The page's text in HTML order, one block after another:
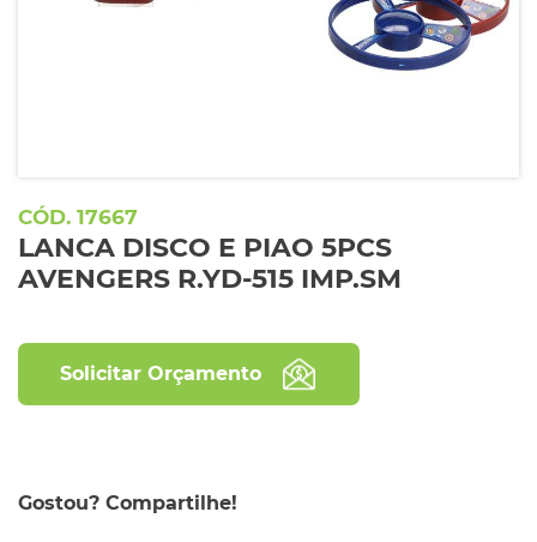
17667
LANCA DISCO E PIAO 5PCS
AVENGERS R.YD-515 IMP.SM
Solicitar Orçamento
Gostou? Compartilhe!